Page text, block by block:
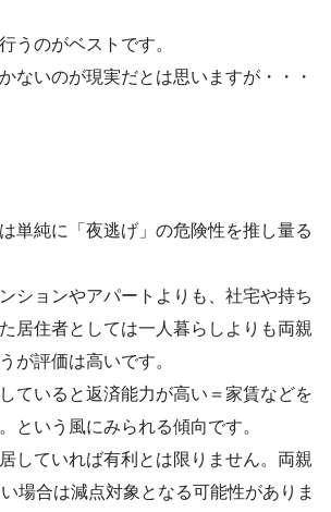
うのがベストです。
ないのが現実だとは思いますが・・・
単純に「夜逃げ」の危険性を推し量る
ションやアパートよりも、社宅や持ち
居住者としては一人暮らしよりも両親
が評価は高いです。
ていると返済能力が高い＝家賃などを
という風にみられる傾向です。
していれば有利とは限りません。両親
場合は減点対象となる可能性がありま